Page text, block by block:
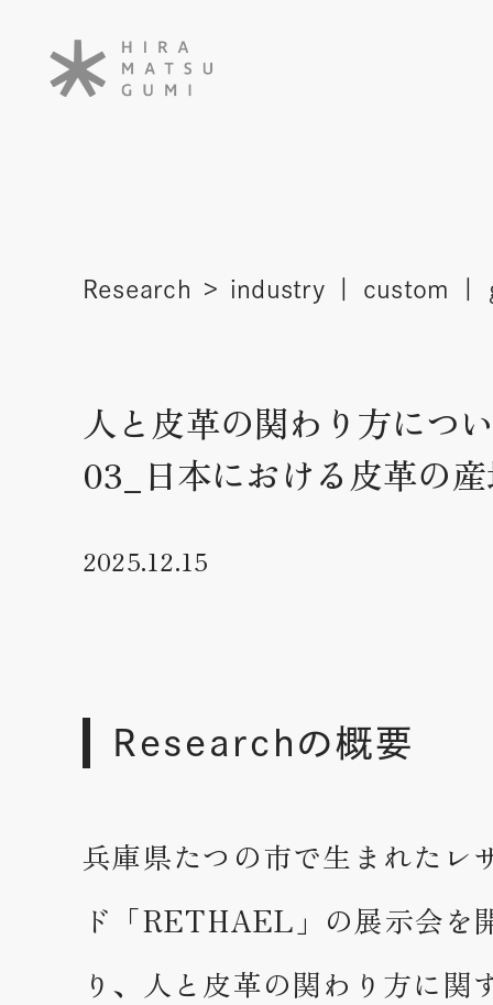
Research industry custom
人と皮革の関わり方につ
03_日本における皮革の
2025.12.15
Researchの概要
兵庫県たつの市で生まれたレ
ド「RETHAEL」の展示会を
り、人と皮革の関わり方に関